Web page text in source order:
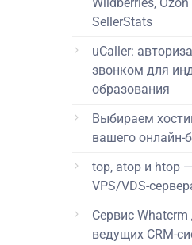
SellerStats
uCaller:
звонком для
образования
Выбираем
вашего онлайн-
top, atop и htop
VPS/VDS-
Сервис Whatcrm
ведущих CRM-